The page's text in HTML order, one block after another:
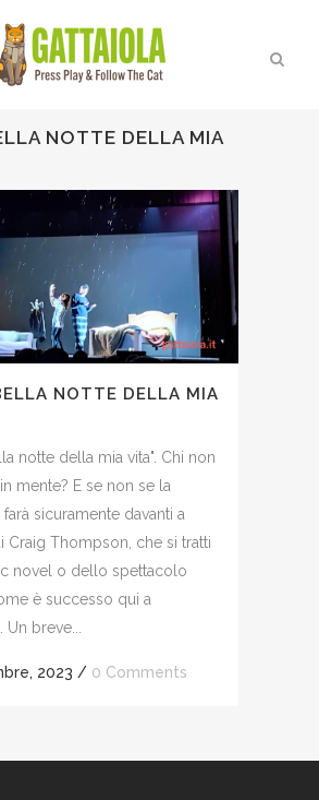
NOTTE DELLA MIA
NOTTE DELLA MIA
notte della mia vita". Chi non
mente? E se non se la
sicuramente davanti a
Craig Thompson, che si tratti
novel o dello spettacolo
è successo qui a
Un breve...
2023 / 0 Comments